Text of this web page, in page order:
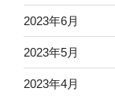
2023年6月
2023年5月
2023年4月